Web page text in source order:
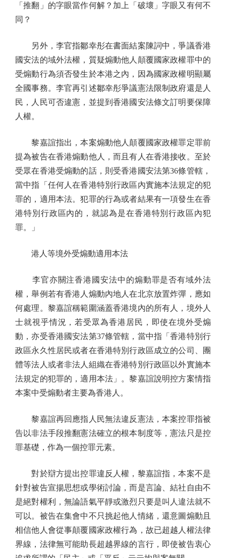
「推翻」的字眼當作何解？加上「破壞」字眼又有何不
同？
另外，李官指鄒幸彤在書面結案陳詞中，爭議香港
國安法的域外法權，質疑煽動他人顛覆國家政權罪中的
受煽動行為須否發生於本港之內，因為國家政權明顯屬
全國事務。李官再引述鄒幸彤爭議憲法限制政府還是人
民，人民可否違憲，並提到香港國安法條文訂明要保障
人權。
黎嘉誼指出，本案煽動他人顛覆國家政權罪定罪前
提為被告在香港煽動他人，而且有人在香港接收。至於
受眾在香港受煽動的話，則受香港國安法第36條管轄，
當中指「任何人在香港特別行政區內實施本法規定的犯
罪的，適用本法。犯罪的行為或者結果有一項發生在香
港特別行政區內的，就認為是在香港特別行政區內犯
罪。」
港人等境外受煽動適用本法
李官亦關注香港國安法中的煽動罪是否有域外法
權，舉例若有香港人煽動內地人在北京放置炸彈，應如
何處理。黎嘉誼稱範圍涵蓋香港境內的所有人，境外人
士就視乎情況，若受眾為香港居民，即使在境外受煽
動，亦受香港國安法第37條管轄，當中指「香港特別行
政區永久性居民或者在香港特別行政區成立的公司、團
體等法人或者非法人組織在香港特別行政區以外實施本
法規定的犯罪的，適用本法」。黎嘉誼說明控方案情指
本案中受煽動者主要為香港人。
黎嘉誼再回應指人民無法違反憲法，本案控罪指被
告以非法手段推翻憲法確立的根本制度等，憲法只是控
罪基礎，作為一個控罪元素。
對於辯方提出控罪違反人權，黎嘉誼指，本案不是
針對被告宣揚思想或學術討論，而是言論、結社自由不
是絕對權利，無論語氣平靜或激烈只要是叫人違法就不
可以。被告在集會中不只挑起他人情緒，還意圖煽動且
相信他人會從事顛覆國家政權行為，故已超越人權法律
界線，法律無可能助長超越界線的言行，即使被告衷心